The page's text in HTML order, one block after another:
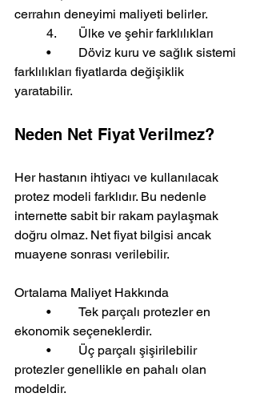
cerrahın deneyimi maliyeti belirler.
	4.	Ülke ve şehir farklılıkları
farklılıkları fiyatlarda değişiklik
yaratabilir.
Neden Net Fiyat Verilmez?
Her hastanın ihtiyacı ve kullanılacak
protez modeli farklıdır. Bu nedenle
internette sabit bir rakam paylaşmak
doğru olmaz. Net fiyat bilgisi ancak
muayene sonrası verilebilir.
Ortalama Maliyet Hakkında
ekonomik seçeneklerdir.
protezler genellikle en pahalı olan
modeldir.